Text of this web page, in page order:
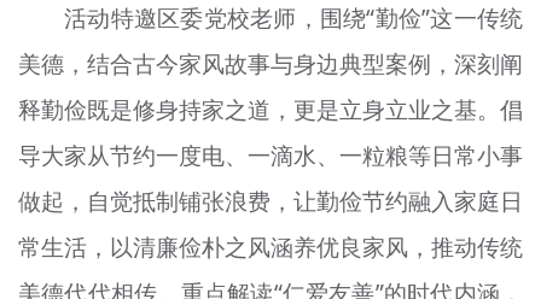
宣传思想文化人才
专题
资料库
+
活动特邀区委党校老师，围绕“勤俭”这一传统
美德，结合古今家风故事与身边典型案例，深刻阐
释勤俭既是修身持家之道，更是立身立业之基。倡
导大家从节约一度电、一滴水、一粒粮等日常小事
做起，自觉抵制铺张浪费，让勤俭节约融入家庭日
常生活，以清廉俭朴之风涵养优良家风，推动传统